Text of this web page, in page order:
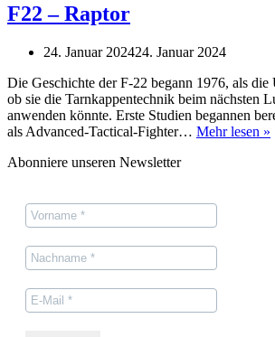
F22 – Raptor
24. Januar 202424. Januar 2024
Die Geschichte der F-22 begann 1976, als
ob sie die Tarnkappentechnik beim nächsten
anwenden könnte. Erste Studien begannen
als Advanced-Tactical-Fighter… Mehr lesen »
Abonniere unseren Newsletter